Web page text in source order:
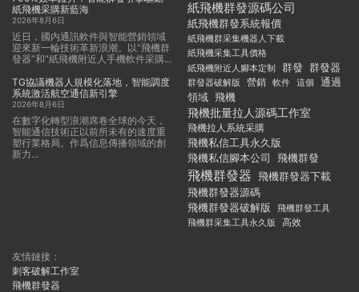
紙飛機采購新藍海
2026年8月6日
近日，國内通訊軟件與智能營銷領域
迎來新一輪技術革新浪潮。以“飛機群
發器”和“紙飛機附近人手機軟件采購...
TG協議機器人規模化落地，智能調度
系統激活航空通信新引擎
2026年8月6日
在數字化轉型浪潮席卷全球的今天，
智能通信技術正以前所未有的速度重
塑行業格局。作爲信息傳播領域的創
新力...
紙飛機群發源碼公司
紙飛機群發系統報價
紙飛機群采集機器人下載
紙飛機采集工具價格
紙飛機附近人腳本定制
群發 群發器
群發器破解版 營銷 軟件 這個
通過
領域 飛機
飛機批量拉人源碼工作室
飛機拉人系統采購
飛機私信工具永久版
飛機私信腳本公司
飛機群發
飛機群發器 飛機群發器下載
飛機群發器源碼
飛機群發器破解版
飛機群發工具
飛機群采集工具永久版
高效
友情鏈接：
刺客破解工作室
飛機群發器